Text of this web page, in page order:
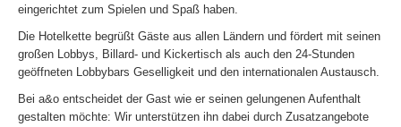
eingerichtet zum Spielen und Spaß haben.
Die Hotelkette begrüßt Gäste aus allen Ländern und fördert mit seinen
großen Lobbys, Billard- und Kickertisch als auch den 24-Stunden
geöffneten Lobbybars Geselligkeit und den internationalen Austausch.
Bei a&o entscheidet der Gast wie er seinen gelungenen Aufenthalt
gestalten möchte: Wir unterstützen ihn dabei durch Zusatzangebote